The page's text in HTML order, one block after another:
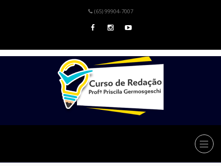
(65) 99904-7007